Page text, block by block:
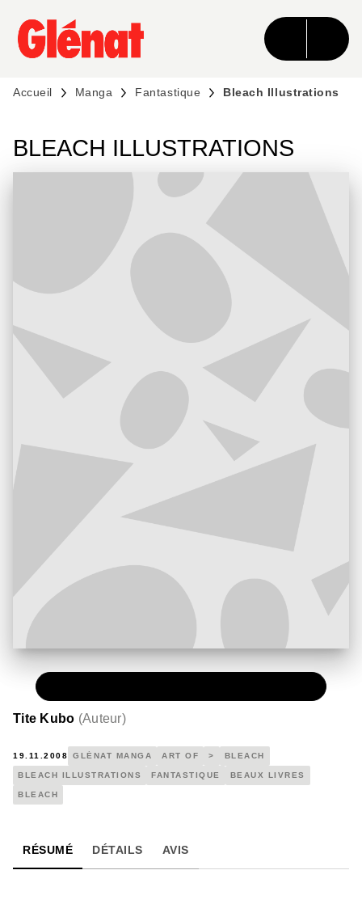
MENU RECHERCHE CONTENU
PIED DE PAGE
Accueil Manga Fantastique Bleach Illustrations
BLEACH ILLUSTRATIONS
Tite Kubo (Auteur)
19.11.2008 GLÉNAT MANGA ART OF > BLEACH
BLEACH ILLUSTRATIONS FANTASTIQUE BEAUX LIVRES
BLEACH
RÉSUMÉ DÉTAILS AVIS